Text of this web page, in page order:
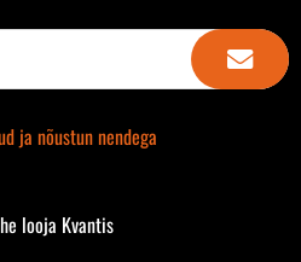
ja nõustun nendega
looja Kvantis